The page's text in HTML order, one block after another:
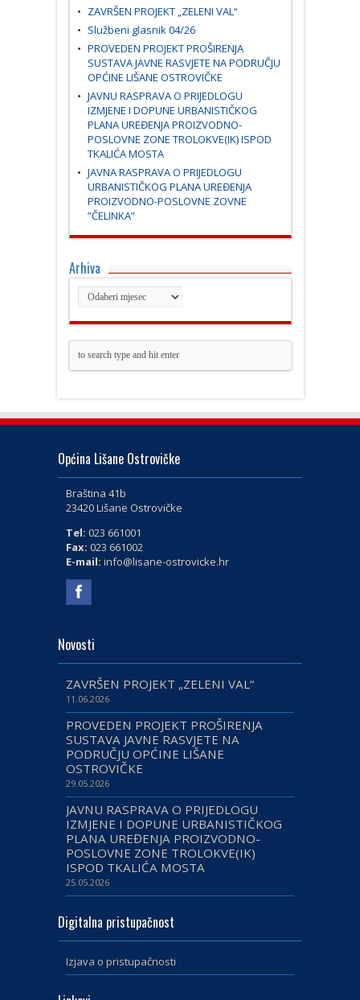
ZAVRŠEN PROJEKT „ZELENI VAL“
Službeni glasnik 04/26
PROVEDEN PROJEKT PROŠIRENJA
SUSTAVA JAVNE RASVJETE NA PODRUČJU
OPĆINE LIŠANE OSTROVIČKE
JAVNU RASPRAVA O PRIJEDLOGU
IZMJENE I DOPUNE URBANISTIČKOG
PLANA UREĐENJA PROIZVODNO-
POSLOVNE ZONE TROLOKVE(IK) ISPOD
TKALIĆA MOSTA
JAVNA RASPRAVA O PRIJEDLOGU
URBANISTIČKOG PLANA UREĐENJA
PROIZVODNO-POSLOVNE ZOVNE
”ČELINKA”
Arhiva
Općina Lišane Ostrovičke
Braština 41b
23420 Lišane Ostrovičke
Tel: 023 661001
Fax: 023 661002
E-mail: info@lisane-ostrovicke.hr
Novosti
ZAVRŠEN PROJEKT „ZELENI VAL“
11.06.2026
PROVEDEN PROJEKT PROŠIRENJA
SUSTAVA JAVNE RASVJETE NA
PODRUČJU OPĆINE LIŠANE
OSTROVIČKE
29.05.2026
JAVNU RASPRAVA O PRIJEDLOGU
IZMJENE I DOPUNE URBANISTIČKOG
PLANA UREĐENJA PROIZVODNO-
POSLOVNE ZONE TROLOKVE(IK)
ISPOD TKALIĆA MOSTA
25.05.2026
Digitalna pristupačnost
Izjava o pristupačnosti